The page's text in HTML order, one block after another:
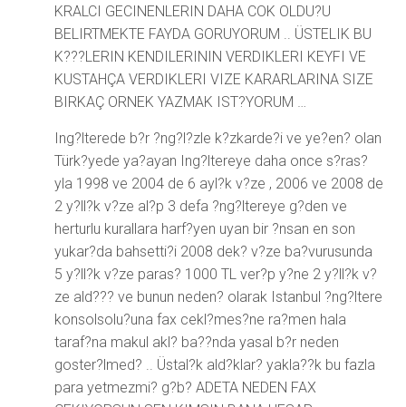
KRALCI GECINENLERIN DAHA COK OLDU?U
BELIRTMEKTE FAYDA GORUYORUM .. ÜSTELIK BU
K???LERIN KENDILERININ VERDIKLERI KEYFI VE
KUSTAHÇA VERDIKLERI VIZE KARARLARINA SIZE
BIRKAÇ ORNEK YAZMAK IST?YORUM …
Ing?lterede b?r ?ng?l?zle k?zkarde?i ve ye?en? olan
Türk?yede ya?ayan Ing?ltereye daha once s?ras?
yla 1998 ve 2004 de 6 ayl?k v?ze , 2006 ve 2008 de
2 y?ll?k v?ze al?p 3 defa ?ng?ltereye g?den ve
herturlu kurallara harf?yen uyan bir ?nsan en son
yukar?da bahsetti?i 2008 dek? v?ze ba?vurusunda
5 y?ll?k v?ze paras? 1000 TL ver?p y?ne 2 y?ll?k v?
ze ald??? ve bunun neden? olarak Istanbul ?ng?ltere
konsolsolu?una fax cekl?mes?ne ra?men hala
taraf?na makul akl? ba??nda yasal b?r neden
goster?lmed? .. Üstal?k ald?klar? yakla??k bu fazla
para yetmezmi? g?b? ADETA NEDEN FAX